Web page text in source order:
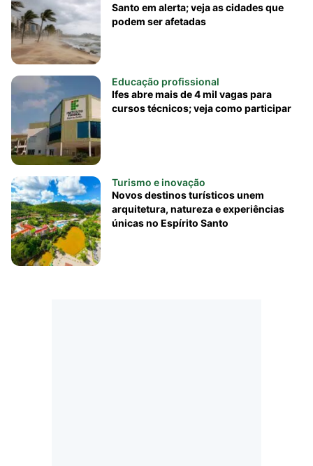
Santo em alerta; veja as cidades que
podem ser afetadas
Educação profissional
Ifes abre mais de 4 mil vagas para
cursos técnicos; veja como participar
Turismo e inovação
Novos destinos turísticos unem
arquitetura, natureza e experiências
únicas no Espírito Santo